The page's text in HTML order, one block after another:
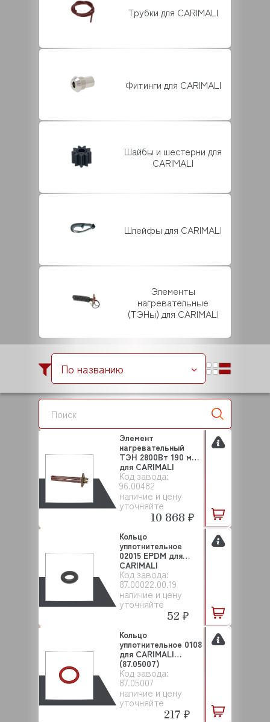
Трубки для CARIMALI
Фитинги для CARIMALI
Шайбы и шестерни для
CARIMALI
Шлейфы для CARIMALI
Элементы
нагревательные
(ТЭНы) для CARIMALI
По названию
Код завода:
96.00482
наличие и цену
уточняйте
Элемент
нагревательный
ТЭН 2800Вт 190 мм
для CARIMALI
(96.00482)
10 868 ₽
Код завода:
87.00022.00.19
наличие и цену
уточняйте
Кольцо
уплотнительное
02015 EPDM для
CARIMALI
(87.00022.00.19)
52 ₽
Код завода:
87.05007
наличие и цену
уточняйте
Кольцо
уплотнительное 0108
для CARIMALI
(87.05007)
217 ₽